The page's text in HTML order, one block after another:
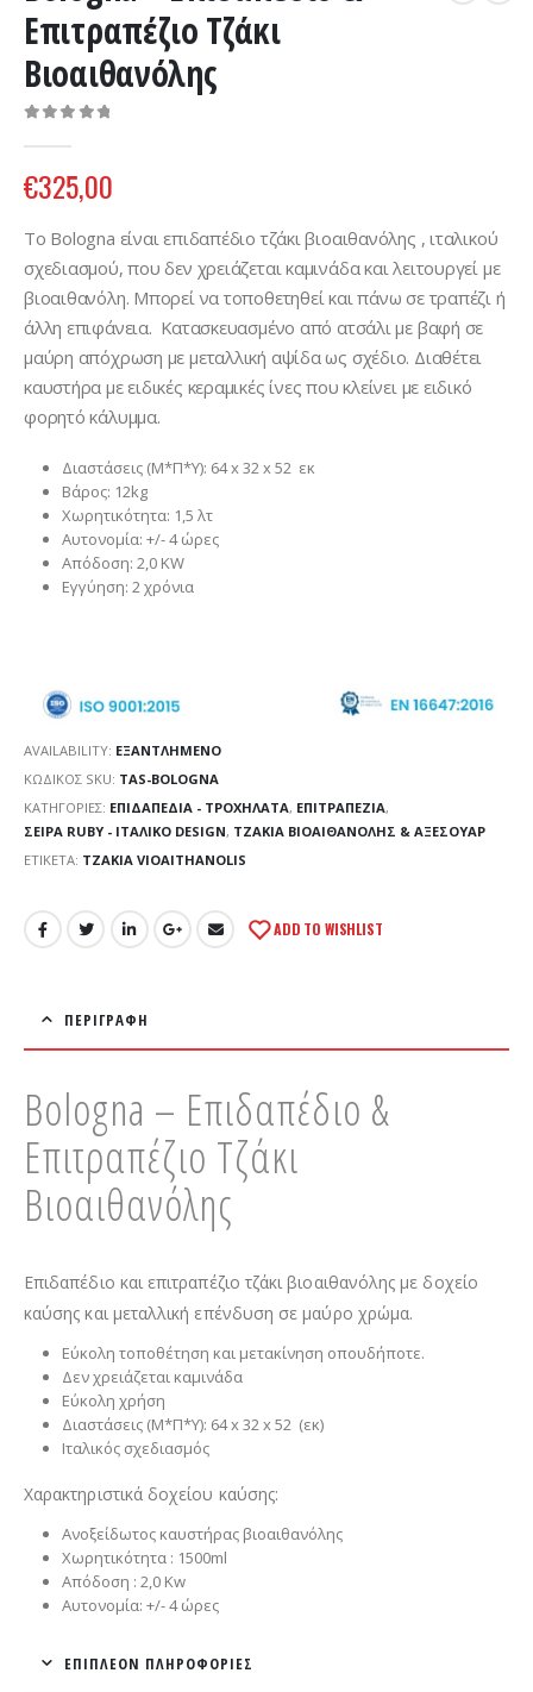
Επιτραπέζιο Τζάκι
Βιοαιθανόλης
€325,00
To Bologna είναι επιδαπέδιο τζάκι βιοαιθανόλης , ιταλικού
σχεδιασμού, που δεν χρειάζεται καμινάδα και λειτουργεί με
βιοαιθανόλη. Μπορεί να τοποθετηθεί και πάνω σε τραπέζι ή
άλλη επιφάνεια. Κατασκευασμένο από ατσάλι με βαφή σε
μαύρη απόχρωση με μεταλλική αψίδα ως σχέδιο. Διαθέτει
καυστήρα με ειδικές κεραμικές ίνες που κλείνει με ειδικό
φορητό κάλυμμα.
Διαστάσεις (Μ*Π*Υ): 64 x 32 x 52 εκ
Βάρος: 12kg
Χωρητικότητα: 1,5 λτ
Αυτονομία: +/- 4 ώρες
Απόδοση: 2,0 KW
Εγγύηση: 2 χρόνια
AVAILABILITY: ΕΞΑΝΤΛΗΜΈΝΟ
ΚΩΔΙΚΌΣ SKU: TAS-BOLOGNA
ΚΑΤΗΓΟΡΊΕΣ: ΕΠΙΔΑΠΕΔΙΑ - ΤΡΟΧΗΛΑΤΑ, ΕΠΙΤΡΑΠΕΖΙΑ,
ΣΕΙΡΆ RUBY - ΙΤΑΛΙΚΌ DESIGN, ΤΖΑΚΙΑ ΒΙΟΑΙΘΑΝΟΛΗΣ & ΑΞΕΣΟΥΑΡ
ΕΤΙΚΈΤΑ: TZAKIA VIOAITHANOLIS
ADD TO WISHLIST
ΠΕΡΙΓΡΑΦΉ
Bologna – Επιδαπέδιο &
Επιτραπέζιο Τζάκι
Βιοαιθανόλης
Επιδαπέδιο και επιτραπέζιο τζάκι βιοαιθανόλης με δοχείο
καύσης και μεταλλική επένδυση σε μαύρο χρώμα.
Εύκολη τοποθέτηση και μετακίνηση οπουδήποτε.
Δεν χρειάζεται καμινάδα
Εύκολη χρήση
Διαστάσεις (Μ*Π*Υ): 64 x 32 x 52 (εκ)
Ιταλικός σχεδιασμός
Χαρακτηριστικά δοχείου καύσης:
Ανοξείδωτος καυστήρας βιοαιθανόλης
Χωρητικότητα : 1500ml
Απόδοση : 2,0 Kw
Αυτονομία: +/- 4 ώρες
ΕΠΙΠΛΈΟΝ ΠΛΗΡΟΦΟΡΊΕΣ